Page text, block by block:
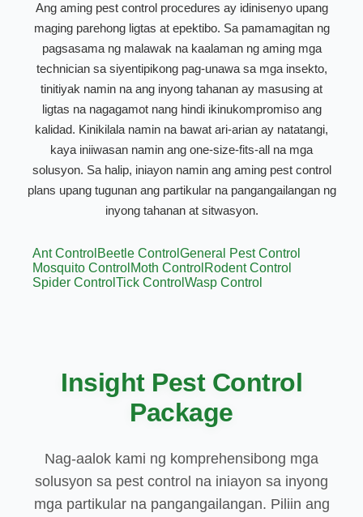
Ang aming pest control procedures ay idinisenyo upang
maging parehong ligtas at epektibo. Sa pamamagitan ng
pagsasama ng malawak na kaalaman ng aming mga
technician sa siyentipikong pag-unawa sa mga insekto,
tinitiyak namin na ang inyong tahanan ay masusing at
ligtas na nagagamot nang hindi ikinukompromiso ang
kalidad. Kinikilala namin na bawat ari-arian ay natatangi,
kaya iniiwasan namin ang one-size-fits-all na mga
solusyon. Sa halip, iniayon namin ang aming pest control
plans upang tugunan ang partikular na pangangailangan ng
inyong tahanan at sitwasyon.
Ant Control Beetle Control General Pest Control
Mosquito Control Moth Control Rodent Control
Spider Control Tick Control Wasp Control
Insight Pest Control
Package
Nag-aalok kami ng komprehensibong mga
solusyon sa pest control na iniayon sa inyong
mga partikular na pangangailangan. Piliin ang